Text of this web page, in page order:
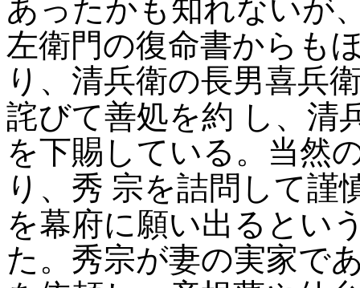
あったかも知れないが
左衛門の復命書からも
り、清兵衛の長男喜兵
詫びて善処を約 し、清
を下賜している。当然
り、秀 宗を詰問して謹
を幕府に願い出るとい
た。秀宗が妻の実家で